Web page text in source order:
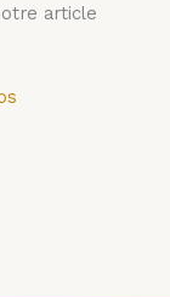
article